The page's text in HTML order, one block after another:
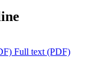
Full text (PDF)